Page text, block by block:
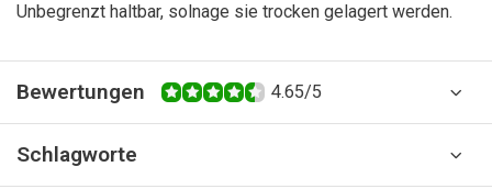
Unbegrenzt haltbar, solnage sie trocken gelagert werden.
Bewertungen 4.65/5
Schlagworte